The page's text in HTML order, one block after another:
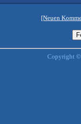
[Neuen
Copyright ©